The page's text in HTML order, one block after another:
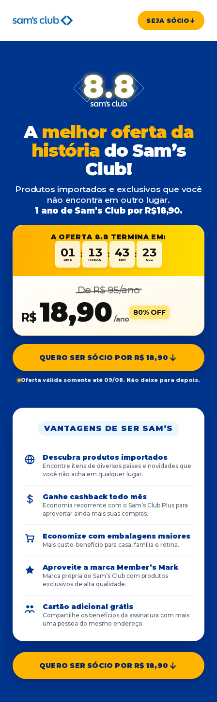
SEJA SÓCIO
A melhor oferta da
históriado Sam’s
Club!
Produtos importados e exclusivos que você
não encontra em outro lugar.
1 ano de Sam's Club por R$18,90.
A OFERTA 8.8 TERMINA EM:
01
DIAS
: 13
HORAS
: 43
MIN
: 23
SEG
De R$ 95/ano
R$ 18,90 /ano
80% OFF
QUERO SER SÓCIO POR R$ 18,90
Oferta válida somente até 09/08. Não deixe para depois.
VANTAGENS DE SER SAM’S
Descubra produtos importados
Encontre itens de diversos países e novidades que
você não acha em qualquer lugar.
Ganhe cashback todo mês
Economia recorrente com o Sam’s Club Plus para
aproveitar ainda mais suas compras.
Economize com embalagens maiores
Mais custo-benefício para casa, família e rotina.
Aproveite a marca Member’s Mark
Marca própria do Sam’s Club com produtos
exclusivos de alta qualidade.
Cartão adicional grátis
Compartilhe os benefícios da assinatura com mais
uma pessoa do mesmo endereço.
QUERO SER SÓCIO POR R$ 18,90